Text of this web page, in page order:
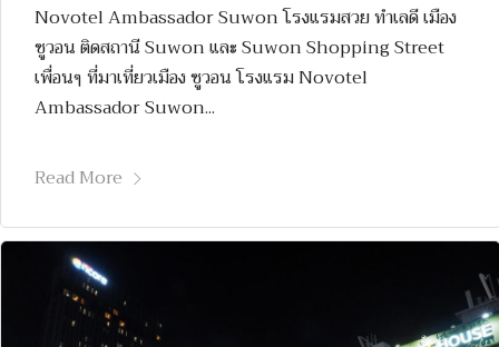
Novotel Ambassador Suwon โรงแรมสวย ทำเลดี เมือง
ซูวอน ติดสถานี Suwon และ Suwon Shopping Street
เพื่อนๆ ที่มาเที่ยวเมือง ซูวอน โรงแรม Novotel
Ambassador Suwon...
Read More